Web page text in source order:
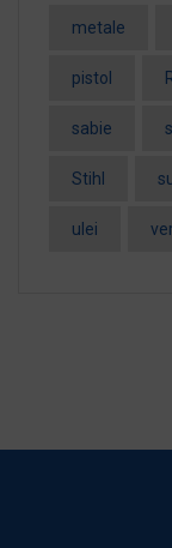
metale
pistol
sabie
Stihl
ulei